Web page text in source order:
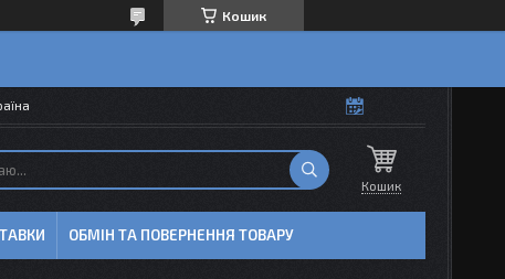
Кошик
Кошик
ОБМІН ТА ПОВЕРНЕННЯ ТОВАРУ